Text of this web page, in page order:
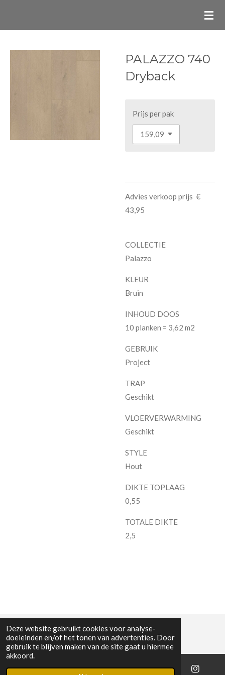
Deze website gebruikt cookies voor analyse-
doeleinden en/of het tonen van advertenties. Door
gebruik te blijven maken van de site gaat u hiermee
akkoord.
de
PALAZZO 740
Dryback
Prijs per pak
Advies verkoop prijs €
43,95
COLLECTIE
Palazzo
KLEUR
Bruin
INHOUD DOOS
10 planken = 3,62 m2
GEBRUIK
Project
TRAP
Geschikt
VLOERVERWARMING
Geschikt
STYLE
Hout
DIKTE TOPLAAG
0,55
TOTALE DIKTE
2,5